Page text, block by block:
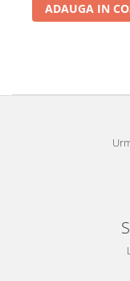
ADAUGA IN